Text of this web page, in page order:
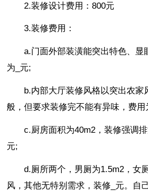
2.装修设计费用：800元
3.装修费用：
a.门面外部装潢能突出特色、显
为_元;
b.内部大厅装修风格以突出农家
般，但要求装修完不能有异味，费用
c.厨房面积为40m2，装修强调排
元;
d.厕所两个，男厕为1.5m2，女
风，其他无特别需求，装修_元。自